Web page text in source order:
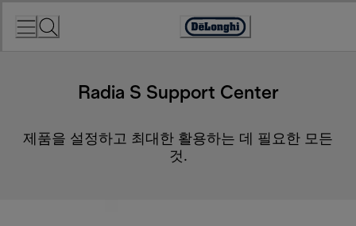
Accessibility
Radia S Support Center
제품을 설정하고 최대한 활용하는 데 필요한 모든
것.